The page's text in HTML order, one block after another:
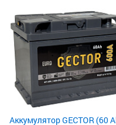
Аккумулятор GECTOR (60